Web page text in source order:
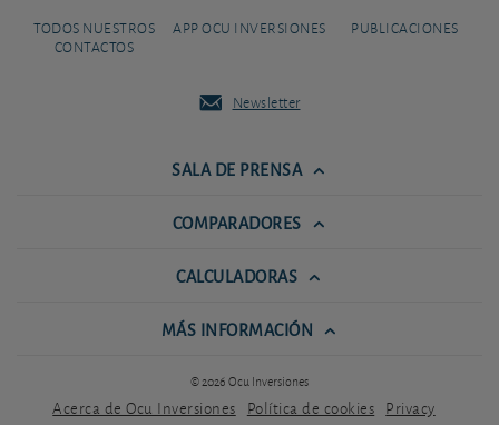
TODOS NUESTROS
CONTACTOS
APP OCU INVERSIONES PUBLICACIONES
Newsletter
SALA DE PRENSA
COMPARADORES
CALCULADORAS
MÁS INFORMACIÓN
© 2026 Ocu Inversiones
Acerca de Ocu Inversiones Política de cookies Privacy